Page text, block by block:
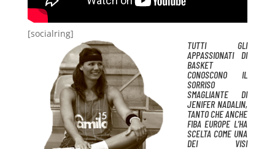
[socialring]
TUTTI GLI
APPASSIONATI DI
BASKET
CONOSCONO IL
SORRISO
SMAGLIANTE DI
JENIFER NADALIN,
TANTO CHE ANCHE
FIBA EUROPE L’HA
SCELTA COME UNA
DEI VISI